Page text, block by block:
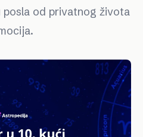
od privatnog života